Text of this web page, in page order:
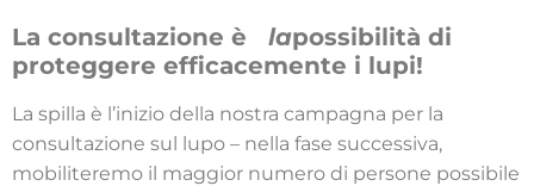
La consultazione è lapossibilità di
proteggere efficacemente i lupi!
La spilla è l’inizio della nostra campagna per la
consultazione sul lupo – nella fase successiva,
mobiliteremo il maggior numero di persone possibile